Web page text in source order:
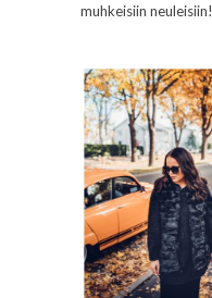
muhkeisiin neuleisiin!